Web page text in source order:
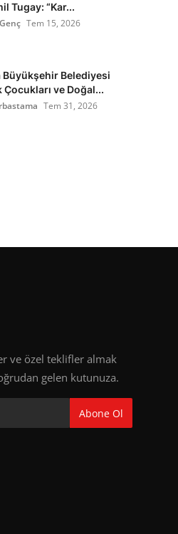
Tugay: “Kar...
Tem 15, 2026
Büyükşehir Belediyesi
ve Doğal...
Tem 31, 2026
ve özel teklifler almak
gelen kutunuza.
Abone Ol